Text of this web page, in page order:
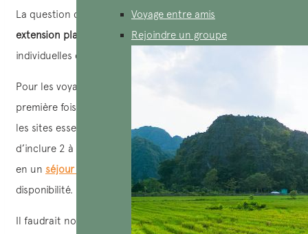
Voyage entre amis
Rejoindre un groupe
La question de la durée idéale pour uncircuit Vietnam +
extension plage
dépend largement des préférences
individuelles et des disponibilités de chaque voyageur.
Pour les voyageurs découvrant le Vietnam pour la
première fois, il faudra au moins 12 jours pour visiter tous
les sites essentiels. Dans ce cas, il est tout à fait possible
d’inclure 2 à 3 jours à la plage, transformant ainsi le voyage
en un séjour de 15 jours
ou deux semaines, selon votre
disponibilité.
Il faudrait noter que si vous choisissez de profiter de la